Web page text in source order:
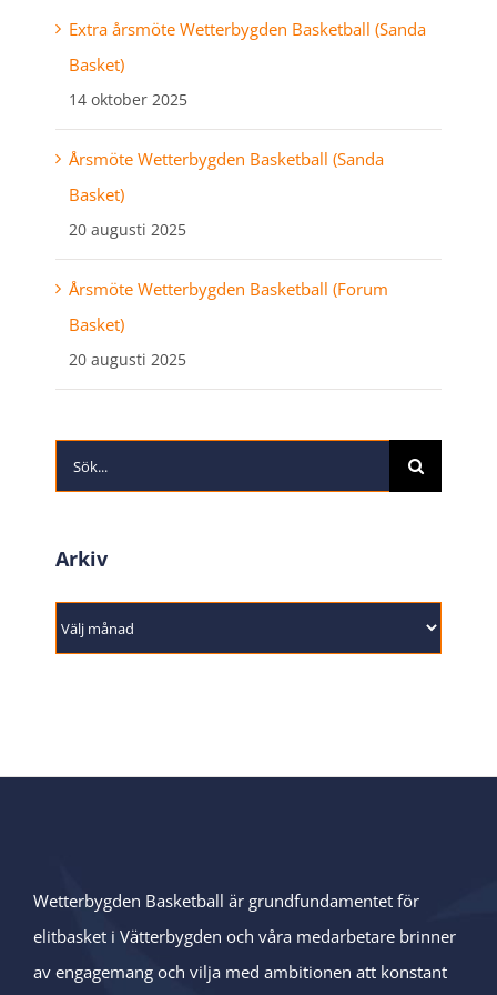
Extra årsmöte Wetterbygden Basketball (Sanda
Basket)
14 oktober 2025
Årsmöte Wetterbygden Basketball (Sanda
Basket)
20 augusti 2025
Årsmöte Wetterbygden Basketball (Forum
Basket)
20 augusti 2025
Sök
efter:
Arkiv
Arkiv
Wetterbygden Basketball är grundfundamentet för
elitbasket i Vätterbygden och våra medarbetare brinner
av engagemang och vilja med ambitionen att konstant